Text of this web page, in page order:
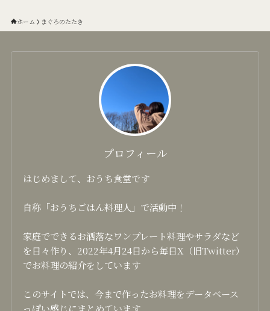
ホーム まぐろのたたき
プロフィール
はじめまして、おうち食堂です
自称「おうちごはん料理人」で活動中！
家庭でできるお洒落なワンプレート料理やサラダなど
を日々作り、2022年4月24日から毎日X（旧Twitter）
でお料理の紹介をしています
このサイトでは、今まで作ったお料理をデータベース
っぽい感じにまとめています